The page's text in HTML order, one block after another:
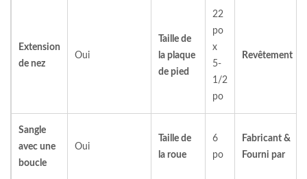
Extension
de nez
Oui
Taille de
la plaque
de pied
22
po
x
5-
1/2
po
Revêtement
Sangle
avec une
boucle
Oui
Taille de
la roue
6
po
Fabricant &
Fourni par